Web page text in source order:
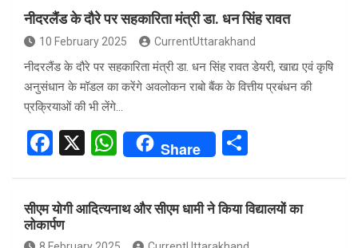
नीदरलैंड के दौरे पर सहकारिता मंत्री डा. धन सिंह रावत
10 February 2025 CurrentUttarakhand
नीदरलैंड के दौरे पर सहकारिता मंत्री डा. धन सिंह रावत डेयरी, खाद्य एवं कृषि
अनुसंधान के मॉडल का करेंगे अवलोकन राबो बैंक के वित्तीय प्रबंधन की
प्रक्रियाओं की भी लेंगे…
F
ce
b
X
W
s
Share
ar
e
सीएम योगी आदित्यनाथ और सीएम धामी ने किया विद्यालयों का
लोकार्पण